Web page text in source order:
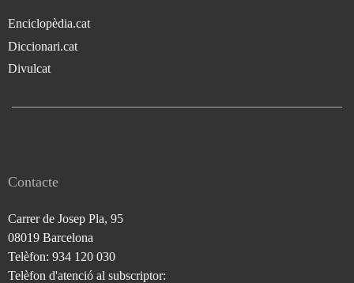
Enciclopèdia.cat
Diccionari.cat
Divulcat
Contacte
Carrer de Josep Pla, 95
08019 Barcelona
Telèfon: 934 120 030
Telèfon d'atenció al subscriptor: